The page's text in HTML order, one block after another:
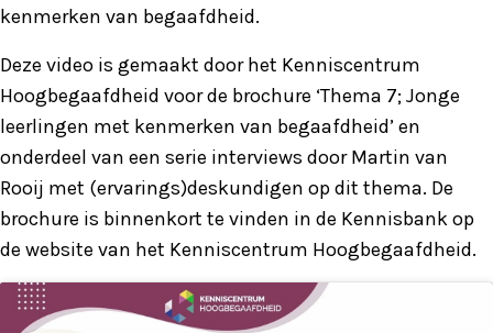
kenmerken van begaafdheid.
Deze video is gemaakt door het Kenniscentrum
Hoogbegaafdheid voor de brochure ‘Thema 7; Jonge
leerlingen met kenmerken van begaafdheid’ en
onderdeel van een serie interviews door Martin van
Rooij met (ervarings)deskundigen op dit thema. De
brochure is binnenkort te vinden in de Kennisbank op
de website van het Kenniscentrum Hoogbegaafdheid.